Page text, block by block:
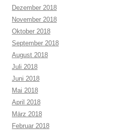
Dezember 2018
November 2018
Oktober 2018
September 2018
August 2018
Juli 2018
Juni 2018
Mai 2018
April 2018
März 2018
Februar 2018